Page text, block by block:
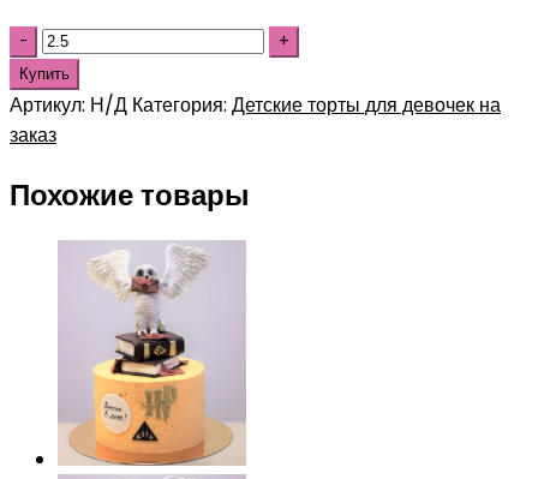
Купить
Артикул: Н/Д Категория: Детские торты для девочек на
заказ
Похожие товары